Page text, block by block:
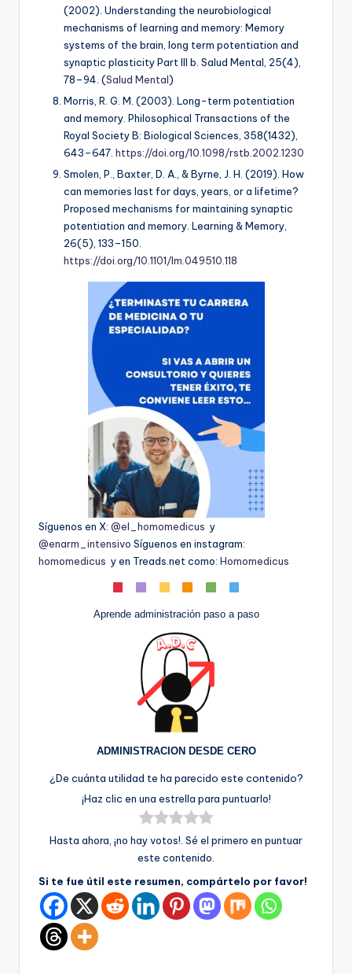
(2002). Understanding the neurobiological
mechanisms of learning and memory: Memory
systems of the brain, long term potentiation and
synaptic plasticity Part III b. Salud Mental, 25(4),
78–94. (Salud Mental)
Morris, R. G. M. (2003). Long-term potentiation
and memory. Philosophical Transactions of the
Royal Society B: Biological Sciences, 358(1432),
643–647. https://doi.org/10.1098/rstb.2002.1230
Smolen, P., Baxter, D. A., & Byrne, J. H. (2019). How
can memories last for days, years, or a lifetime?
Proposed mechanisms for maintaining synaptic
potentiation and memory. Learning & Memory,
26(5), 133–150.
https://doi.org/10.1101/lm.049510.118
Síguenos en X: @el_homomedicus y
@enarm_intensivo Síguenos en instagram:
homomedicus y en Treads.net como: Homomedicus
Aprende administración paso a paso
ADMINISTRACION DESDE CERO
¿De cuánta utilidad te ha parecido este contenido?
¡Haz clic en una estrella para puntuarlo!
Hasta ahora, ¡no hay votos!. Sé el primero en puntuar
este contenido.
Si te fue útil este resumen, compártelo por favor!